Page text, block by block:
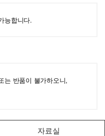
능합니다.
는 반품이 불가하오니,
자료실